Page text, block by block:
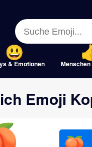
& Emotionen
Emoji